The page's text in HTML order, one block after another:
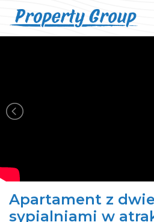
Apartament z
sypialniami w